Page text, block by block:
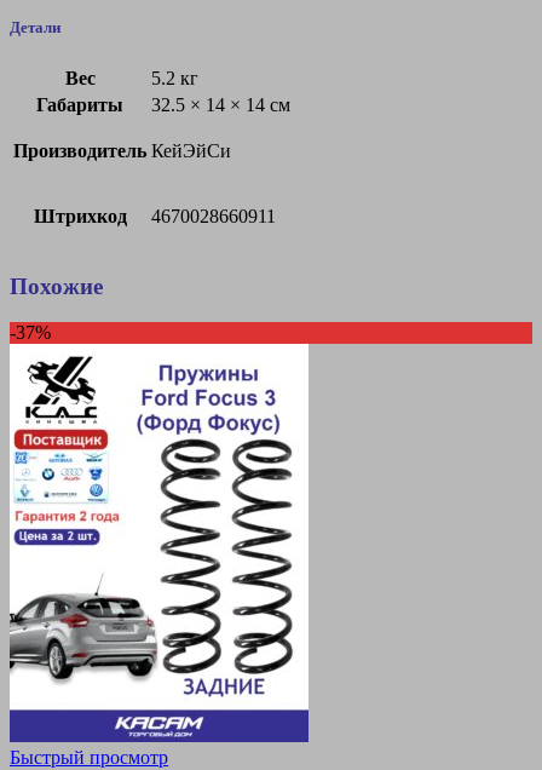
Детали
Вес
5.2 кг
Габариты
32.5 × 14 × 14 см
Производитель КейЭйСи
Штрихкод 4670028660911
Похожие
-37%
Быстрый просмотр